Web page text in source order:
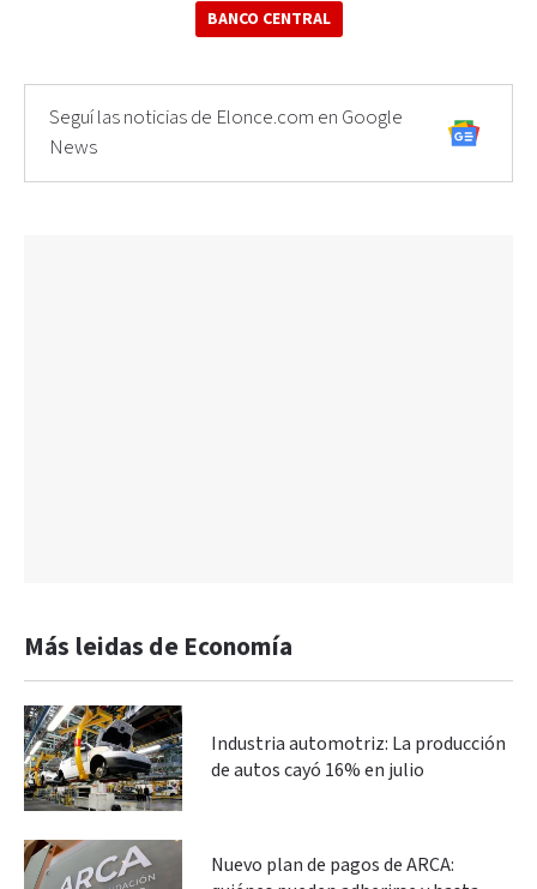
BANCO CENTRAL
Seguí las noticias de Elonce.com en Google
News
Más leidas de Economía
Industria automotriz: La producción
de autos cayó 16% en julio
Nuevo plan de pagos de ARCA: